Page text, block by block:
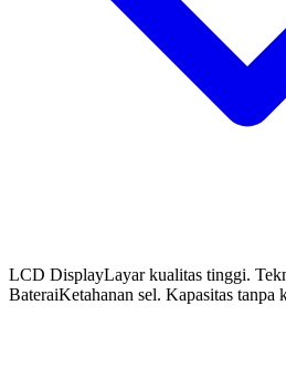
LCD DisplayLayar kualitas tinggi.
BateraiKetahanan sel. Kapasitas tanpa